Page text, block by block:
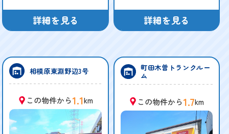
詳細を見る 詳細を見る
相模原東淵野辺3号
この物件から1.1km
町田木曽トランクルー
ム
この物件から1.7km